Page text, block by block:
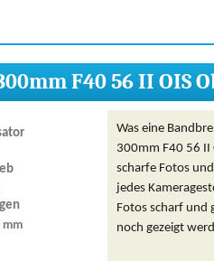
F40 56 II OIS
mm
Was eine
300mm F40 56
scharfe Fotos
jedes
Fotos scharf und
noch gezeigt